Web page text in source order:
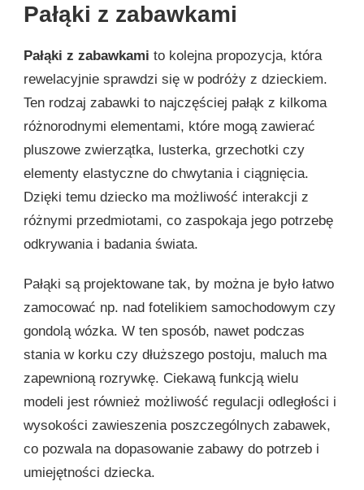
Pałąki z zabawkami
Pałąki z zabawkami to kolejna propozycja, która
rewelacyjnie sprawdzi się w podróży z dzieckiem.
Ten rodzaj zabawki to najczęściej pałąk z kilkoma
różnorodnymi elementami, które mogą zawierać
pluszowe zwierzątka, lusterka, grzechotki czy
elementy elastyczne do chwytania i ciągnięcia.
Dzięki temu dziecko ma możliwość interakcji z
różnymi przedmiotami, co zaspokaja jego potrzebę
odkrywania i badania świata.
Pałąki są projektowane tak, by można je było łatwo
zamocować np. nad fotelikiem samochodowym czy
gondolą wózka. W ten sposób, nawet podczas
stania w korku czy dłuższego postoju, maluch ma
zapewnioną rozrywkę. Ciekawą funkcją wielu
modeli jest również możliwość regulacji odległości i
wysokości zawieszenia poszczególnych zabawek,
co pozwala na dopasowanie zabawy do potrzeb i
umiejętności dziecka.